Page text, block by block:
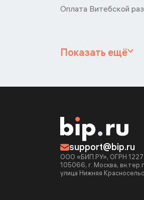
Оплата Витебской
Показать ещё
support@bip.ru
ООО «БИП.РУ», ОГРН
105066, г. Москва,
улица Нижняя